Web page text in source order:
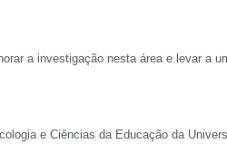
a investigação nesta área e levar a
e Ciências da Educação da